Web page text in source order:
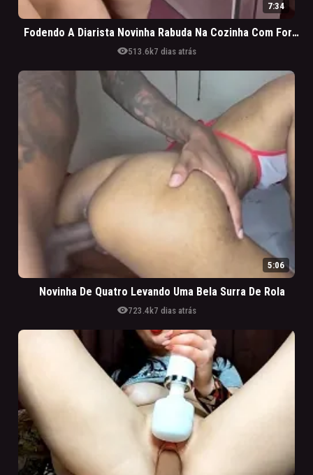
7:34
Fodendo A Diarista Novinha Rabuda Na Cozinha Com Força
visibility513.6k7 dias atrás
5:06
Novinha De Quatro Levando Uma Bela Surra De Rola
visibility723.4k7 dias atrás